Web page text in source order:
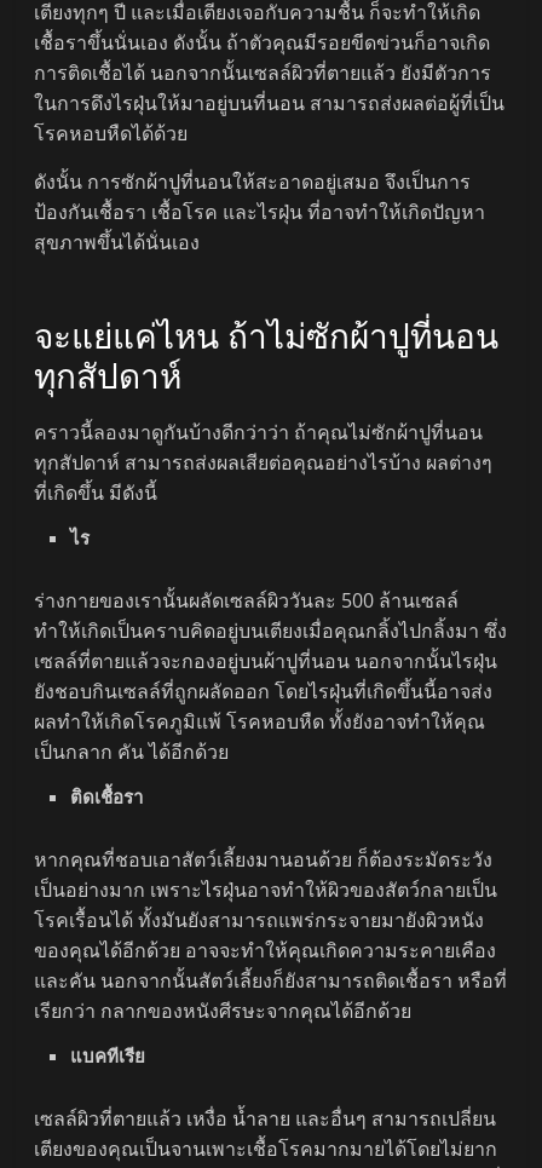
เตียงทุกๆ ปี และเมื่อเตียงเจอกับความชื้น ก็จะทำให้เกิด
เชื้อราขึ้นนั่นเอง ดังนั้น ถ้าตัวคุณมีรอยขีดข่วนก็อาจเกิด
การติดเชื้อได้ นอกจากนั้นเซลล์ผิวที่ตายแล้ว ยังมีตัวการ
ในการดึงไรฝุ่นให้มาอยู่บนที่นอน สามารถส่งผลต่อผู้ที่เป็น
โรคหอบหืดได้ด้วย
ดังนั้น การซักผ้าปูที่นอนให้สะอาดอยู่เสมอ จึงเป็นการ
ป้องกันเชื้อรา เชื้อโรค และไรฝุ่น ที่อาจทำให้เกิดปัญหา
สุขภาพขึ้นได้นั่นเอง
จะแย่แค่ไหน ถ้าไม่ซักผ้าปูที่นอน
ทุกสัปดาห์
คราวนี้ลองมาดูกันบ้างดีกว่าว่า ถ้าคุณไม่ซักผ้าปูที่นอน
ทุกสัปดาห์ สามารถส่งผลเสียต่อคุณอย่างไรบ้าง ผลต่างๆ
ที่เกิดขึ้น มีดังนี้
ไร
ร่างกายของเรานั้นผลัดเซลล์ผิววันละ 500 ล้านเซลล์
ทำให้เกิดเป็นคราบคิดอยู่บนเตียงเมื่อคุณกลิ้งไปกลิ้งมา ซึ่ง
เซลล์ที่ตายแล้วจะกองอยู่บนผ้าปูที่นอน นอกจากนั้นไรฝุ่น
ยังชอบกินเซลล์ที่ถูกผลัดออก โดยไรฝุ่นที่เกิดขึ้นนี้อาจส่ง
ผลทำให้เกิดโรคภูมิแพ้ โรคหอบหืด ทั้งยังอาจทำให้คุณ
เป็นกลาก คัน ได้อีกด้วย
ติดเชื้อรา
หากคุณที่ชอบเอาสัตว์เลี้ยงมานอนด้วย ก็ต้องระมัดระวัง
เป็นอย่างมาก เพราะไรฝุ่นอาจทำให้ผิวของสัตว์กลายเป็น
โรคเรื้อนได้ ทั้งมันยังสามารถแพร่กระจายมายังผิวหนัง
ของคุณได้อีกด้วย อาจจะทำให้คุณเกิดความระคายเคือง
และคัน นอกจากนั้นสัตว์เลี้ยงก็ยังสามารถติดเชื้อรา หรือที่
เรียกว่า กลากของหนังศีรษะจากคุณได้อีกด้วย
แบคทีเรีย
เซลล์ผิวที่ตายแล้ว เหงื่อ น้ำลาย และอื่นๆ สามารถเปลี่ยน
เตียงของคุณเป็นจานเพาะเชื้อโรคมากมายได้โดยไม่ยาก